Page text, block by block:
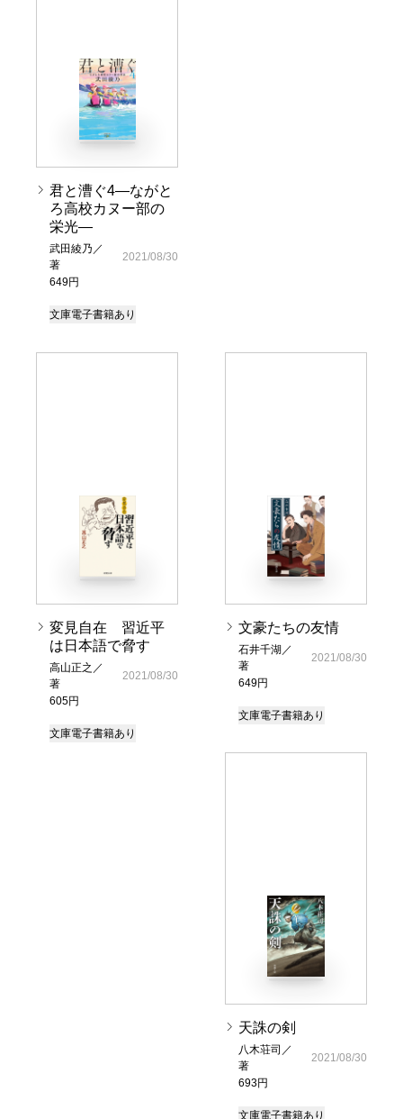
君と漕ぐ4―ながと
ろ高校カヌー部の
栄光―
武田綾乃／
著
649円
2021/08/30
文庫電子書籍あり
変見自在 習近平
は日本語で脅す
高山正之／
著
605円
2021/08/30
文庫電子書籍あり
文豪たちの友情
石井千湖／
著
649円
2021/08/30
文庫電子書籍あり
天誅の剣
八木荘司／
著
693円
2021/08/30
文庫電子書籍あり